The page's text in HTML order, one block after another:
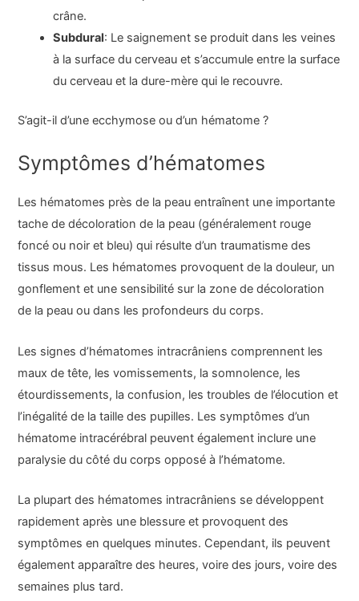
crâne.
Subdural: Le saignement se produit dans les veines
à la surface du cerveau et s’accumule entre la surface
du cerveau et la dure-mère qui le recouvre.
S’agit-il d’une ecchymose ou d’un hématome ?
Symptômes d’hématomes
Les hématomes près de la peau entraînent une importante
tache de décoloration de la peau (généralement rouge
foncé ou noir et bleu) qui résulte d’un traumatisme des
tissus mous. Les hématomes provoquent de la douleur, un
gonflement et une sensibilité sur la zone de décoloration
de la peau ou dans les profondeurs du corps.
Les signes d’hématomes intracrâniens comprennent les
maux de tête, les vomissements, la somnolence, les
étourdissements, la confusion, les troubles de l’élocution et
l’inégalité de la taille des pupilles. Les symptômes d’un
hématome intracérébral peuvent également inclure une
paralysie du côté du corps opposé à l’hématome.
La plupart des hématomes intracrâniens se développent
rapidement après une blessure et provoquent des
symptômes en quelques minutes. Cependant, ils peuvent
également apparaître des heures, voire des jours, voire des
semaines plus tard.